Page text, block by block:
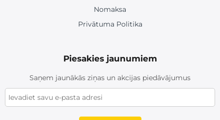
Nomaksa
Privātuma Politika
Piesakies jaunumiem
Saņem jaunākās ziņas un akcijas piedāvājumus